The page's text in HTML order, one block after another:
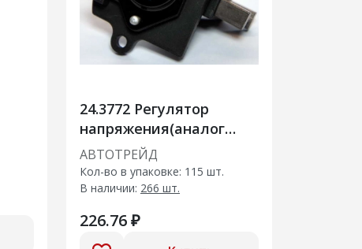
24.3772 Регулятор
напряжения(аналог
36.3702)
АВТОТРЕЙД
Кол-во в упаковке: 115 шт.
В наличии: 266 шт.
226.76 ₽